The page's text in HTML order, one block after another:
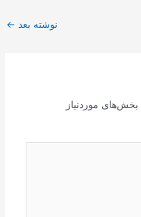
نوشته بعد ←
بخش‌های موردنیاز